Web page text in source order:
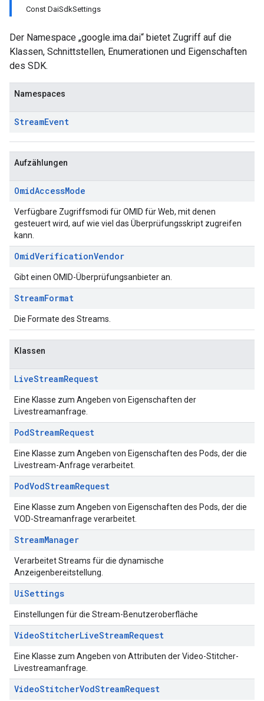
Const DaiSdkSettings
Der Namespace „google.ima.dai“ bietet Zugriff auf die
Klassen, Schnittstellen, Enumerationen und Eigenschaften
des SDK.
Namespaces
StreamEvent
Aufzählungen
OmidAccessMode
Verfügbare Zugriffsmodi für OMID für Web, mit denen
gesteuert wird, auf wie viel das Überprüfungsskript zugreifen
kann.
OmidVerificationVendor
Gibt einen OMID-Überprüfungsanbieter an.
StreamFormat
Die Formate des Streams.
Klassen
LiveStreamRequest
Eine Klasse zum Angeben von Eigenschaften der
Livestreamanfrage.
PodStreamRequest
Eine Klasse zum Angeben von Eigenschaften des Pods, der die
Livestream-Anfrage verarbeitet.
PodVodStreamRequest
Eine Klasse zum Angeben von Eigenschaften des Pods, der die
VOD-Streamanfrage verarbeitet.
StreamManager
Verarbeitet Streams für die dynamische
Anzeigenbereitstellung.
UiSettings
Einstellungen für die Stream-Benutzeroberfläche
VideoStitcherLiveStreamRequest
Eine Klasse zum Angeben von Attributen der Video-Stitcher-
Livestreamanfrage.
VideoStitcherVodStreamRequest